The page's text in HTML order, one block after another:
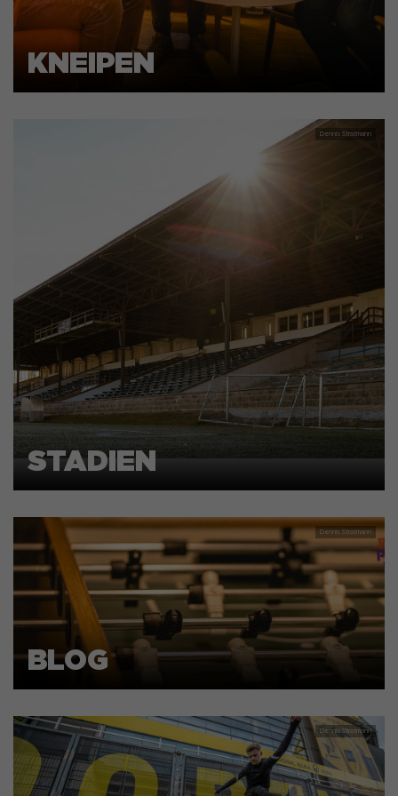
KNEIPEN
STADIEN
BLOG